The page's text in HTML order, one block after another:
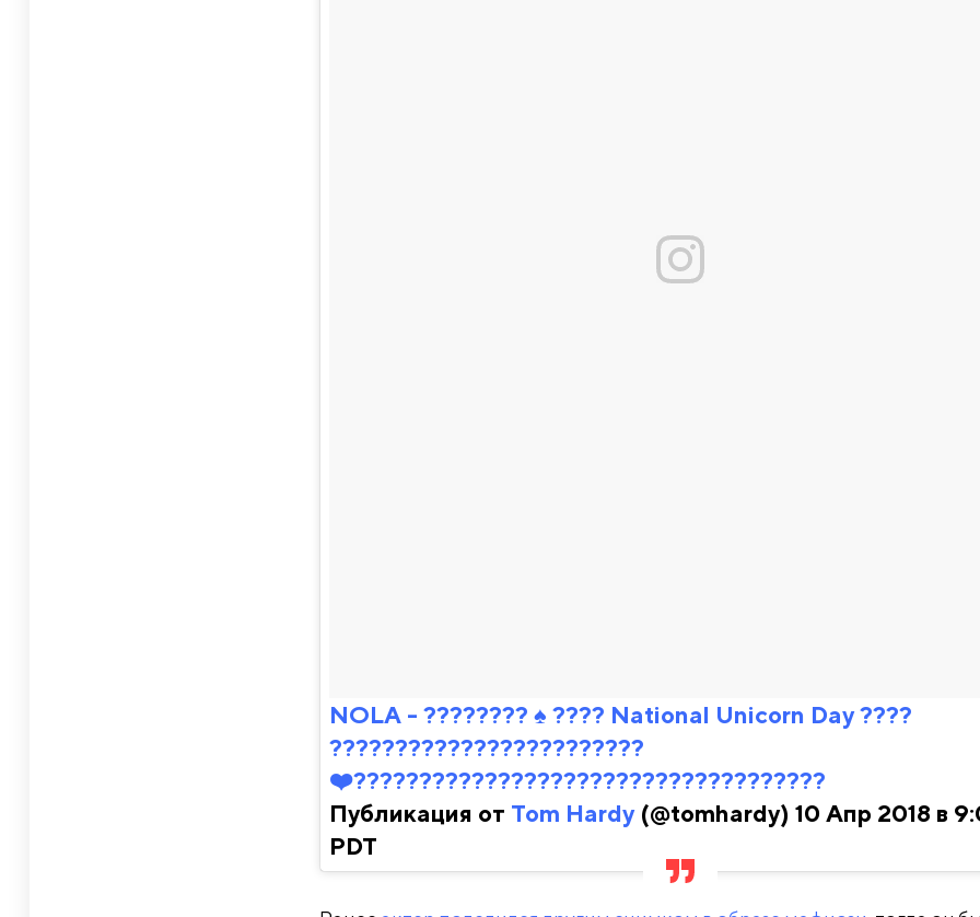
NOLA - ???????? ♠️ ???? National Unicorn Day ????
????????????????????????
❤️????????????????????????????????????
Публикация от Tom Hardy(@tomhardy) 10 Апр 2018 в
PDT